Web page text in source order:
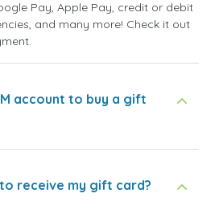
Pay, Apple Pay, credit or debit
and many more! Check it out
account to buy a gift
receive my gift card?